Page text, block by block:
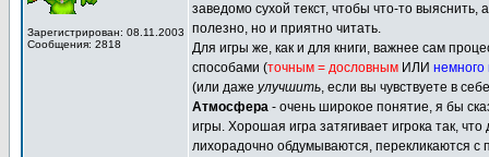
Зарегистрирован: 08.11.2003
Сообщения: 2818
заведомо сухой текст, чтобы что-то
полезно, но и приятно читать.
Для игры же, как и для книги, важнее сам
способами (точным = дословным ИЛИ
(или даже улучшить, если вы чувствуете в
Атмосфера - очень широкое понятие, я бы
игры. Хорошая игра затягивает игрока так,
лихорадочно обдумываются, перекликаются